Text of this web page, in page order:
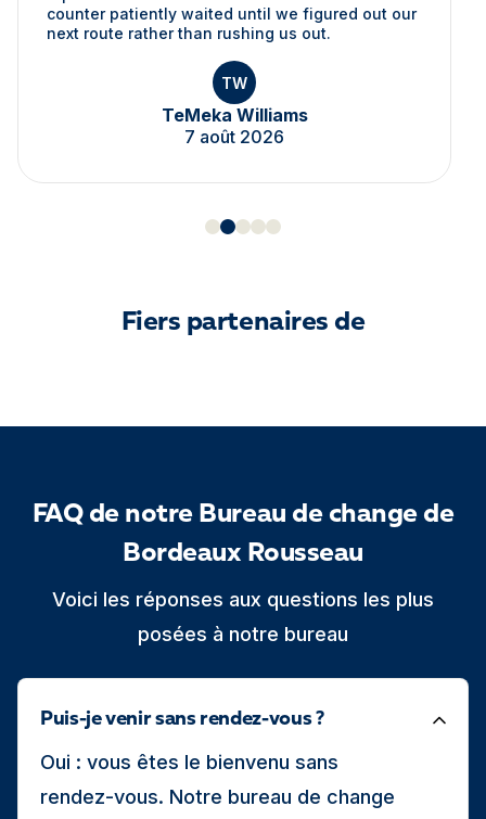
counter patiently waited until we figured out our
next route rather than rushing us out.
TW
TeMeka Williams
7 août 2026
Fiers partenaires de
FAQ de notre Bureau de change de
Bordeaux Rousseau
Voici les réponses aux questions les plus
posées à notre bureau
Puis-je venir sans rendez-vous ?
Oui : vous êtes le bienvenu sans
rendez-vous. Notre bureau de change